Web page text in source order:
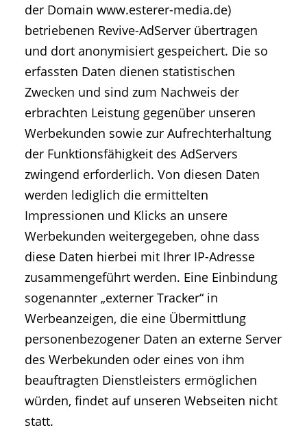
der Domain www.esterer-media.de)
betriebenen Revive-AdServer übertragen
und dort anonymisiert gespeichert. Die so
erfassten Daten dienen statistischen
Zwecken und sind zum Nachweis der
erbrachten Leistung gegenüber unseren
Werbekunden sowie zur Aufrechterhaltung
der Funktionsfähigkeit des AdServers
zwingend erforderlich. Von diesen Daten
werden lediglich die ermittelten
Impressionen und Klicks an unsere
Werbekunden weitergegeben, ohne dass
diese Daten hierbei mit Ihrer IP-Adresse
zusammengeführt werden. Eine Einbindung
sogenannter „externer Tracker“ in
Werbeanzeigen, die eine Übermittlung
personenbezogener Daten an externe Server
des Werbekunden oder eines von ihm
beauftragten Dienstleisters ermöglichen
würden, findet auf unseren Webseiten nicht
statt.